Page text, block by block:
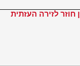
לזירה העזתית